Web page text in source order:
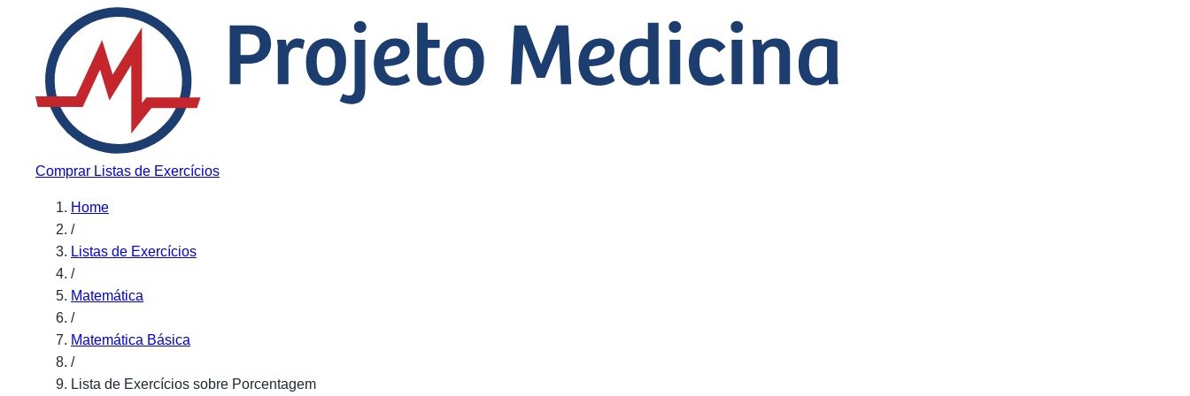
Pular para o conteúdo
Comprar Listas de Exercícios
Home
/
Listas de Exercícios
/
Matemática
/
Matemática Básica
/
Lista de Exercícios sobre Porcentagem